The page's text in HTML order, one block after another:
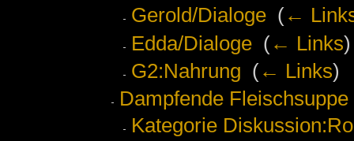
Gerold/Dialoge‎ (←
Edda/Dialoge‎ (← Links)
G2:Nahrung (← Links)
Dampfende Fleischsuppe
Kategorie